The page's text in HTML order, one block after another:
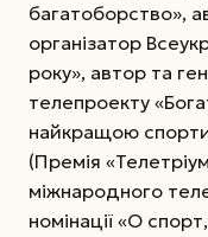
багатоборство»,
організатор
року», автор та
телепроекту
найкращою
(Премія
міжнародного
номінації «О